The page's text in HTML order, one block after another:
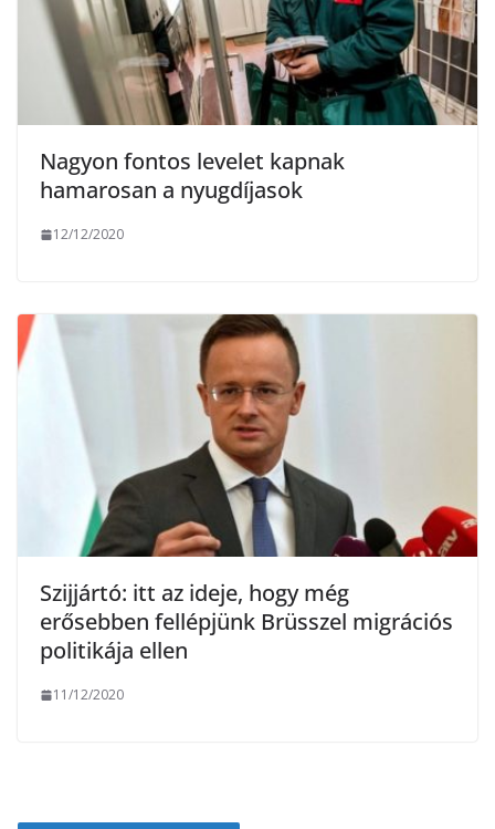
Nagyon fontos levelet kapnak
hamarosan a nyugdíjasok
12/12/2020
Szijjártó: itt az ideje, hogy még
erősebben fellépjünk Brüsszel migrációs
politikája ellen
11/12/2020